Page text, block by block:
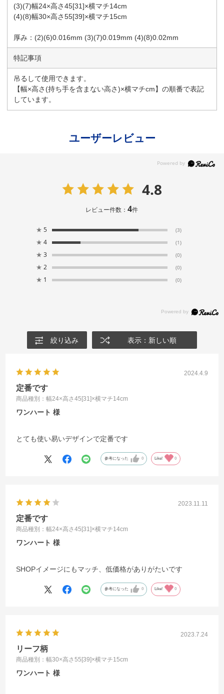
(3)(7)幅24×高さ45[31]×横マチ14cm
(4)(8)幅30×高さ55[39]×横マチ15cm
厚み：(2)(6)0.016mm (3)(7)0.019mm (4)(8)0.02mm
特記事項
吊るして使用できます。
【幅×高さ(持ち手を含まない高さ)×横マチcm】の順番で表記
しています。
ユーザーレビュー
4.8
レビュー件数：4件
★ 5 (3)
★ 4 (1)
★ 3 (0)
★ 2 (0)
★ 1 (0)
絞り込み 表示：新しい順
2024.4.9
定番です
商品種別：幅24×高さ45[31]×横マチ14cm
ワンハート
とても使い易いデザインで定番です
参考になった 0 Like! 0
2023.11.11
定番です
商品種別：幅24×高さ45[31]×横マチ14cm
ワンハート
SHOPイメージにもマッチ、低価格がありがたいです
参考になった 0 Like! 0
2023.7.24
リーフ柄
商品種別：幅30×高さ55[39]×横マチ15cm
ワンハート